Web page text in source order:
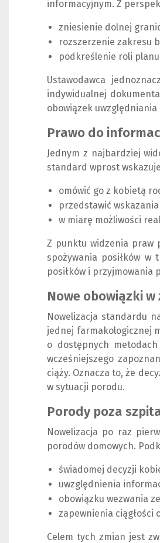
informacyjnym. Z
zniesienie dolnej
rozszerzenie zakresu
podkreślenie roli
Ustawodawca
indywidualnej
obowiązek
Prawo do
Jednym z najbardziej
standard wprost
omówić go z kobietą
przedstawić
w miarę możliwości
Z punktu widzenia praw
spożywania posiłków w
posiłków i przyjmowania
Nowe obowiązki
Nowelizacja standardu
jednej farmakologicznej
o dostępnych
wcześniejszego
ciąży. Oznacza to, że
w sytuacji porodu.
Porody poza
Nowelizacja po raz
porodów domowych.
świadomej decyzji
uwzględnienia
obowiązku wezwania
zapewnienia ciągłości
Celem tych zmian jest